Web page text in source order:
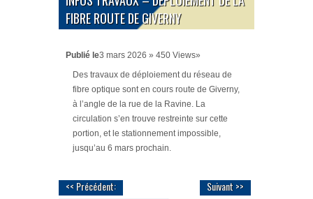
FIBRE ROUTE DE GIVERNY
Publié le3 mars 2026 » 450 Views»
Des travaux de déploiement du réseau de
fibre optique sont en cours route de Giverny,
à l’angle de la rue de la Ravine. La
circulation s’en trouve restreinte sur cette
portion, et le stationnement impossible,
jusqu’au 6 mars prochain.
<< Précédent: Suivant >>